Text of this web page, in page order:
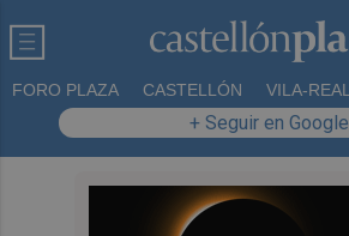
FORO PLAZA CASTELLÓN VILA-REAL
+ Seguir en Google